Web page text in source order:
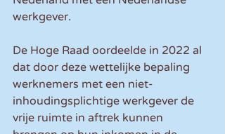
werkgever.
De Hoge Raad oordeelde in 2022 al
dat door deze wettelijke bepaling
werknemers met een niet-
inhoudingsplichtige werkgever de
vrije ruimte in aftrek kunnen